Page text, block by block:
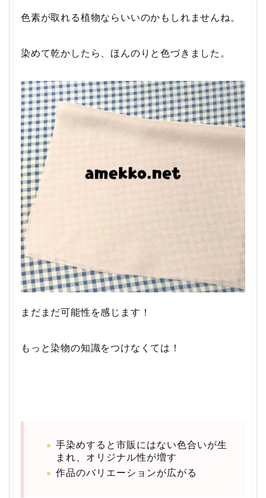
色素が取れる植物ならいいのかもしれませんね。
染めて乾かしたら、ほんのりと色づきました。
まだまだ可能性を感じます！
もっと染物の知識をつけなくては！
手染めすると市販にはない色合いが生
まれ、オリジナル性が増す
作品のバリエーションが広がる